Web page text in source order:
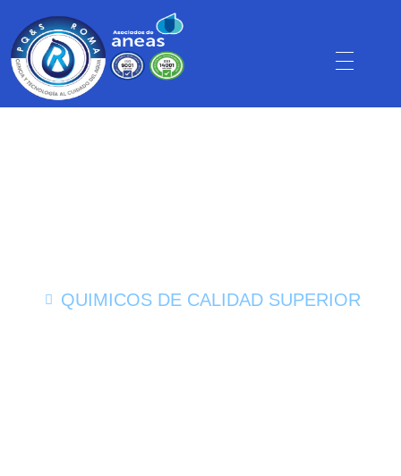
QUIMICOS DE CALIDAD SUPERIOR